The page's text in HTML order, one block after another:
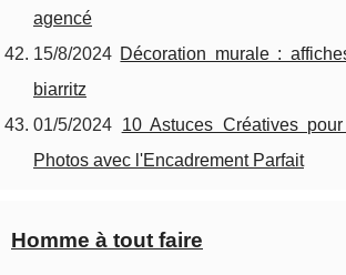
agencé
15/8/2024 Décoration murale :
biarritz
01/5/2024 10 Astuces Créatives
Photos avec l'Encadrement Parfait
Homme à tout faire